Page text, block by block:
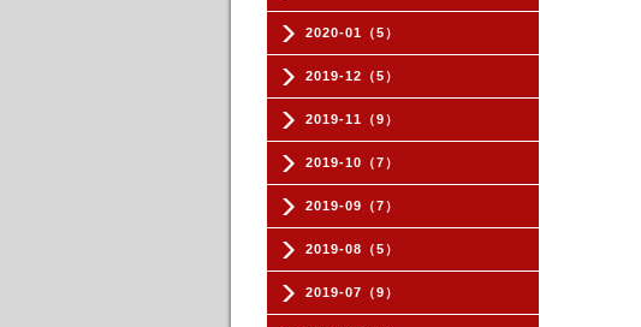
2020-01（5）
2019-12（5）
2019-11（9）
2019-10（7）
2019-09（7）
2019-08（5）
2019-07（9）